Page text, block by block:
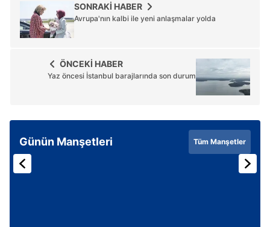
SONRAKİ HABER
Avrupa'nın kalbi ile yeni anlaşmalar yolda
ÖNCEKİ HABER
Yaz öncesi İstanbul barajlarında son durum
Günün Manşetleri Tüm Manşetler